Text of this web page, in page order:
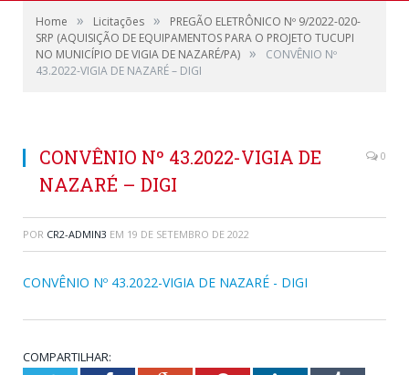
Home » Licitações »
PREGÃO ELETRÔNICO Nº 9/2022-020-
SRP (AQUISIÇÃO DE EQUIPAMENTOS PARA O PROJETO TUCUPI
NO MUNICÍPIO DE VIGIA DE NAZARÉ/PA) »
CONVÊNIO Nº
43.2022-VIGIA DE NAZARÉ – DIGI
CONVÊNIO Nº 43.2022-VIGIA DE
NAZARÉ – DIGI
0
POR CR2-ADMIN3 EM 19 DE SETEMBRO DE 2022
CONVÊNIO Nº 43.2022-VIGIA DE NAZARÉ - DIGI
COMPARTILHAR: